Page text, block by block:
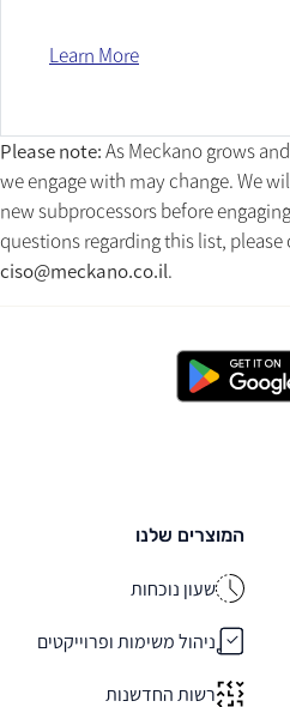
Learn More
Please note: As Meckano grows
we engage with may change. We
new subprocessors before
questions regarding this list,
ciso@meckano.co.il.
המוצרים שלנו
שעון נוכחות
ניהול משימות ופרוייקטים
רשות החדשנות